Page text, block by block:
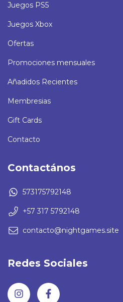
Juegos PS5
Juegos Xbox
Ofertas
Promociones mensuales
Añadidos Recientes
Membresias
Gift Cards
Contacto
Contactános
573175792148
+57 317 5792148
contacto@nightgames.site
Redes Sociales